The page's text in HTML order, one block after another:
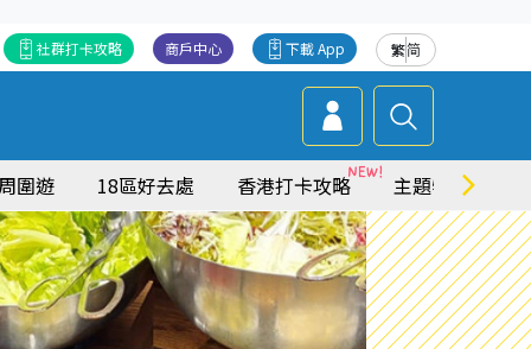
繁简
下載 App
商戶中心
社群打卡攻略
圍遊 18區好去處 香港打卡攻略 主題特集